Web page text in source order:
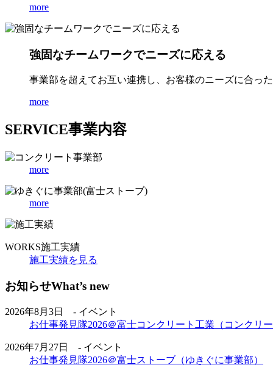
more
強固なチームワークでニーズに応える
事業部を超えてお互い連携し、お客様のニーズに合っ
more
SERVICE事業内容
more
more
WORKS施工実績
施工実績を見る
お知らせWhat’s new
2026年8月3日 - イベント
お仕事発見隊2026＠富士コンクリート工業（コンクリー
2026年7月27日 - イベント
お仕事発見隊2026＠富士ストーブ（ゆきぐに事業部）